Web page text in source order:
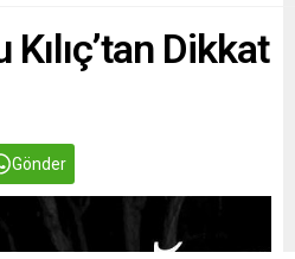
Kılıç’tan Dikkat
Gönder